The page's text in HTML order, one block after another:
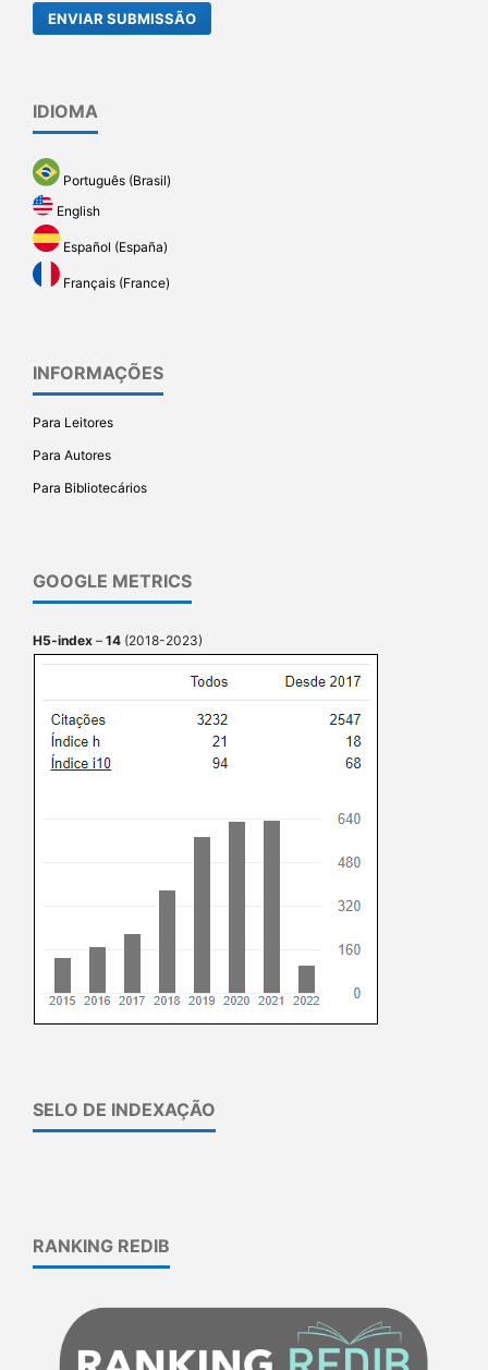
ENVIAR SUBMISSÃO
IDIOMA
Português (Brasil)
English
Español (España)
Français (France)
INFORMAÇÕES
Para Leitores
Para Autores
Para Bibliotecários
GOOGLE METRICS
H5-index – 14 (2018-2023)
SELO DE INDEXAÇÃO
RANKING REDIB